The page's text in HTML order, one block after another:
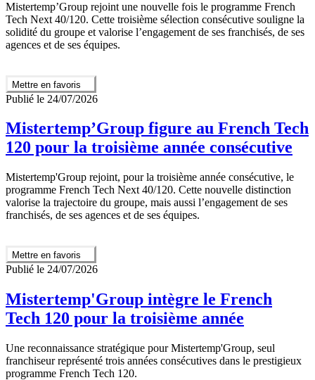
Mistertemp’Group rejoint une nouvelle fois le programme French
Tech Next 40/120. Cette troisième sélection consécutive souligne la
solidité du groupe et valorise l’engagement de ses franchisés, de ses
agences et de ses équipes.
Mettre en favoris
Publié le 24/07/2026
Mistertemp’Group figure au French Tech
120 pour la troisième année consécutive
Mistertemp'Group rejoint, pour la troisième année consécutive, le
programme French Tech Next 40/120. Cette nouvelle distinction
valorise la trajectoire du groupe, mais aussi l’engagement de ses
franchisés, de ses agences et de ses équipes.
Mettre en favoris
Publié le 24/07/2026
Mistertemp'Group intègre le French
Tech 120 pour la troisième année
Une reconnaissance stratégique pour Mistertemp'Group, seul
franchiseur représenté trois années consécutives dans le prestigieux
programme French Tech 120.